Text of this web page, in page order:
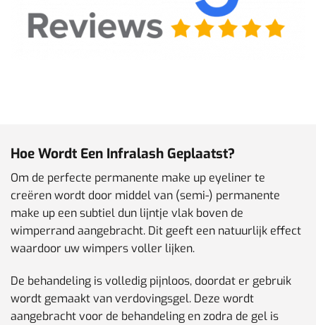
Hoe Wordt Een Infralash Geplaatst?
Om de perfecte permanente make up eyeliner te
creëren wordt door middel van (semi-) permanente
make up een subtiel dun lijntje vlak boven de
wimperrand aangebracht. Dit geeft een natuurlijk effect
waardoor uw wimpers voller lijken.
De behandeling is volledig pijnloos, doordat er gebruik
wordt gemaakt van verdovingsgel. Deze wordt
aangebracht voor de behandeling en zodra de gel is